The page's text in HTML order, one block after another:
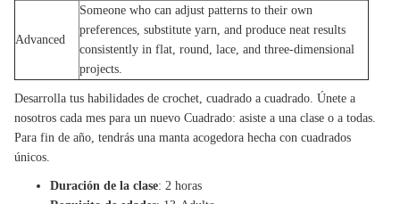
Advanced
Someone who can adjust patterns to their own
preferences, substitute yarn, and produce neat results
consistently in flat, round, lace, and three-dimensional
projects.
Desarrolla tus habilidades de crochet, cuadrado a cuadrado. Únete a
nosotros cada mes para un nuevo Cuadrado: asiste a una clase o a todas.
Para fin de año, tendrás una manta acogedora hecha con cuadrados
únicos.
Duración de la clase: 2 horas